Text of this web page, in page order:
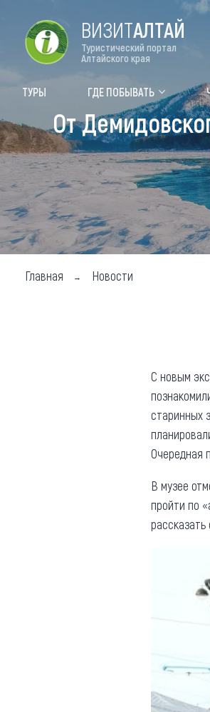
Форум VISIT ALTAI
Туры
Придорожные кафе
Другие рубрики
Противодействие коррупции
ВИЗИТАЛТАЙ
Туристический портал
Алтайского края
ТУРЫ ГДЕ ПОБЫВАТЬ
От
Главная Новости
С новым
старинных
Очередная
В музее
пройти по